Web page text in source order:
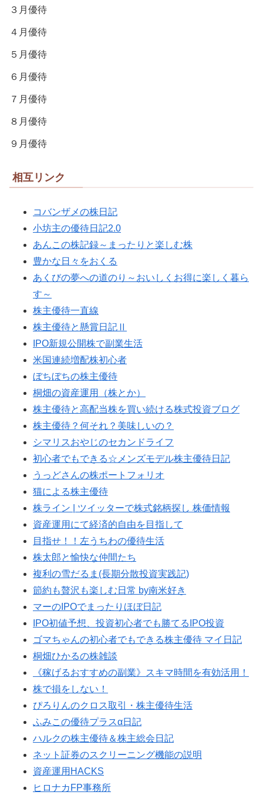
３月優待
４月優待
５月優待
６月優待
７月優待
８月優待
９月優待
相互リンク
コバンザメの株日記
小坊主の優待日記2.0
あんこの株記録～まったりと楽しむ株
豊かな日々をおくる
あくびの夢への道のり～おいしくお得に楽しく暮ら
す～
株主優待一直線
株主優待と懸賞日記Ⅱ
IPO新規公開株で副業生活
米国連続増配株初心者
ぼちぼちの株主優待
桐畑の資産運用（株とか）
株主優待と高配当株を買い続ける株式投資ブログ
株主優待？何それ？美味しいの？
シマリスおやじのセカンドライフ
初心者でもできる☆メンズモデル株主優待日記
うっどさんの株ポートフォリオ
猫による株主優待
株ライン | ツイッターで株式銘柄探し 株価情報
資産運用にて経済的自由を目指して
目指せ！！左うちわの優待生活
株太郎と愉快な仲間たち
複利の雪だるま(長期分散投資実践記)
節約も贅沢も楽しむ日常 by南米好き
マーのIPOでまったりほぼ日記
IPO初値予想、投資初心者でも勝てるIPO投資
ゴマちゃんの初心者でもできる株主優待 マイ日記
桐畑ひかるの株雑談
《稼げるおすすめの副業》スキマ時間を有効活用！
株で損をしない！
ぴろりんのクロス取引・株主優待生活
ふみこの優待プラスα日記
ハルクの株主優待＆株主総会日記
ネット証券のスクリーニング機能の説明
資産運用HACKS
ヒロナカFP事務所